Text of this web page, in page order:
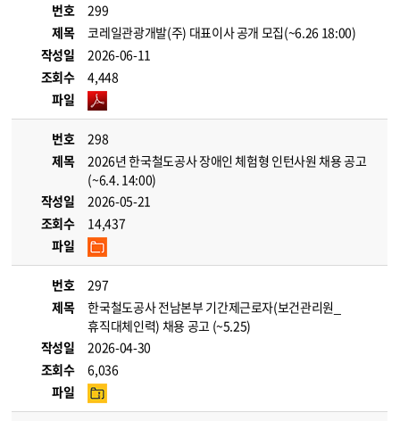
번호
299
제목
코레일관광개발(주) 대표이사 공개 모집(~6.26 18:00)
작성일
2026-06-11
조회수
4,448
파일
번호
298
제목
2026년 한국철도공사 장애인 체험형 인턴사원 채용 공고
(~6.4. 14:00)
작성일
2026-05-21
조회수
14,437
파일
번호
297
제목
한국철도공사 전남본부 기간제근로자(보건관리원_
휴직대체인력) 채용 공고 (~5.25)
작성일
2026-04-30
조회수
6,036
파일